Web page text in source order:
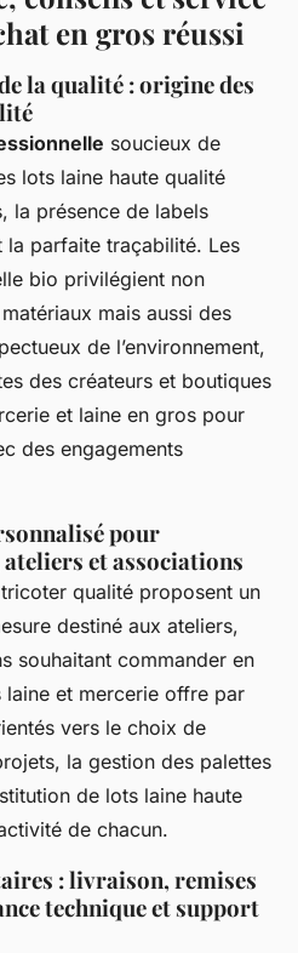
en gros réussi
la qualité : origine des
soucieux de
lots laine haute qualité
la présence de labels
la parfaite traçabilité. Les
bio privilégient non
mais aussi des
de l’environnement,
des créateurs et boutiques
et laine en gros pour
des engagements
pour
et associations
qualité proposent un
destiné aux ateliers,
souhaitant commander en
et mercerie offre par
vers le choix de
la gestion des palettes
de lots laine haute
de chacun.
: livraison, remises
technique et support